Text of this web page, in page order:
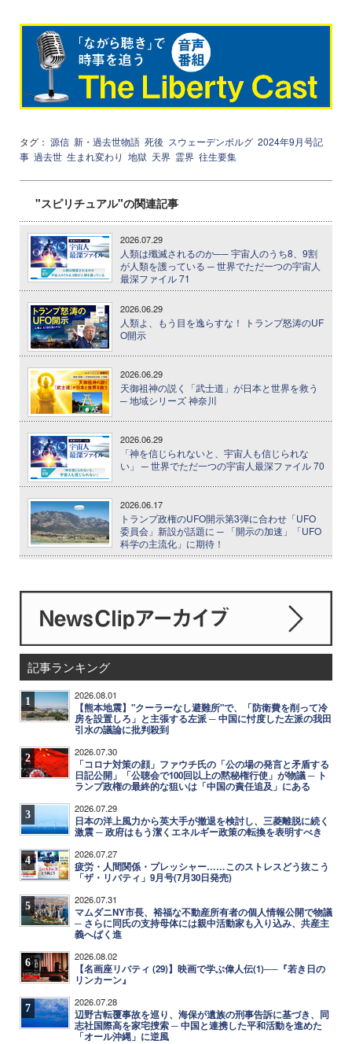
タグ： 源信 新・過去世物語 死後 スウェーデンボルグ 2024年9月号記
事 過去世 生まれ変わり 地獄 天界 霊界 往生要集
"スピリチュアル"の関連記事
2026.07.29
人類は殲滅されるのか── 宇宙人のうち8、9割
が人類を護っている ─ 世界でただ一つの宇宙人
最深ファイル 71
2026.06.29
人類よ、もう目を逸らすな！ トランプ怒涛のUF
O開示
2026.06.29
天御祖神の説く「武士道」が日本と世界を救う
─ 地域シリーズ 神奈川
2026.06.29
「神を信じられないと、宇宙人も信じられな
い」 ─ 世界でただ一つの宇宙人最深ファイル 70
2026.06.17
トランプ政権のUFO開示第3弾に合わせ「UFO
委員会」新設が話題に ─ 「開示の加速」「UFO
科学の主流化」に期待！
記事ランキング
1 2026.08.01
【熊本地震】"クーラーなし避難所"で、「防衛費を削って冷
房を設置しろ」と主張する左派 ─ 中国に忖度した左派の我田
引水の議論に批判殺到
2 2026.07.30
「コロナ対策の顔」ファウチ氏の「公の場の発言と矛盾する
日記公開」「公聴会で100回以上の黙秘権行使」が物議 ─ ト
ランプ政権の最終的な狙いは「中国の責任追及」にある
3 2026.07.29
日本の洋上風力から英大手が撤退を検討し、三菱離脱に続く
激震 ─ 政府はもう潔くエネルギー政策の転換を表明すべき
4 2026.07.27
疲労・人間関係・プレッシャー……このストレスどう抜こう
「ザ・リバティ」9月号(7月30日発売)
5 2026.07.31
マムダニNY市長、裕福な不動産所有者の個人情報公開で物議
─ さらに同氏の支持母体には親中活動家も入り込み、共産主
義へばく進
6 2026.08.02
【名画座リバティ (29)】映画で学ぶ偉人伝(1)──『若き日の
リンカーン』
7 2026.07.28
辺野古転覆事故を巡り、海保が遺族の刑事告訴に基づき、同
志社国際高を家宅捜索 ─ 中国と連携した平和活動を進めた
「オール沖縄」に逆風